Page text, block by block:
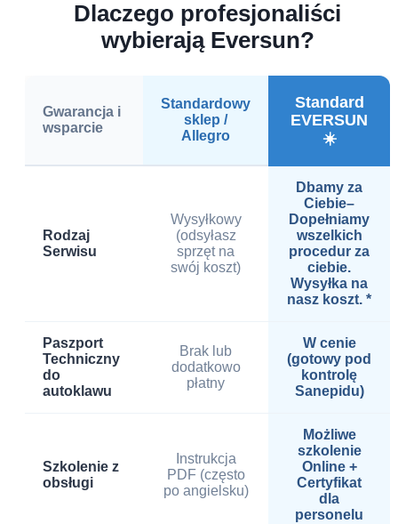
Dlaczego profesjonaliści
wybierają Eversun?
Gwarancja i
wsparcie
Standardowy
sklep /
Allegro
Standard
EVERSUN
☀️
Rodzaj
Serwisu
Wysyłkowy
(odsyłasz
sprzęt na
swój koszt)
Dbamy za
Ciebie–
Dopełniamy
wszelkich
procedur za
ciebie.
Wysyłka na
nasz koszt. *
Paszport
Techniczny
do
autoklawu
Brak lub
dodatkowo
płatny
W cenie
(gotowy pod
kontrolę
Sanepidu)
Szkolenie z
obsługi
Instrukcja
PDF (często
po angielsku)
Możliwe
szkolenie
Online +
Certyfikat
dla
personelu